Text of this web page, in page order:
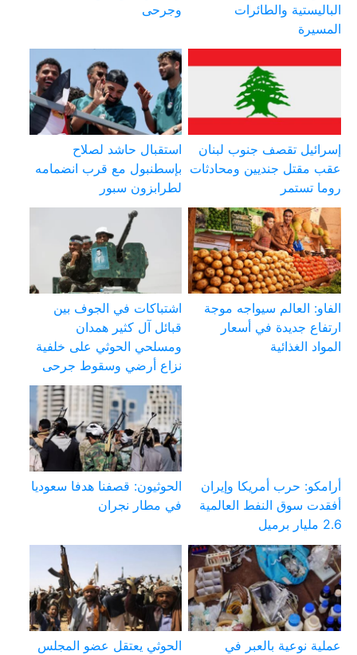
الباليستية والطائرات
المسيرة
وجرحى
إسرائيل تقصف جنوب لبنان
عقب مقتل جنديين ومحادثات
روما تستمر
استقبال حاشد لصلاح
بإسطنبول مع قرب انضمامه
لطرابزون سبور
الفاو: العالم سيواجه موجة
ارتفاع جديدة في أسعار
المواد الغذائية
اشتباكات في الجوف بين
قبائل آل كثير همدان
ومسلحي الحوثي على خلفية
نزاع أرضي وسقوط جرحى
أرامكو: حرب أمريكا وإيران
أفقدت سوق النفط العالمية
2.6 مليار برميل
الحوثيون: قصفنا هدفا سعوديا
في مطار نجران
عملية نوعية بالعبر في
الحوثي يعتقل عضو المجلس